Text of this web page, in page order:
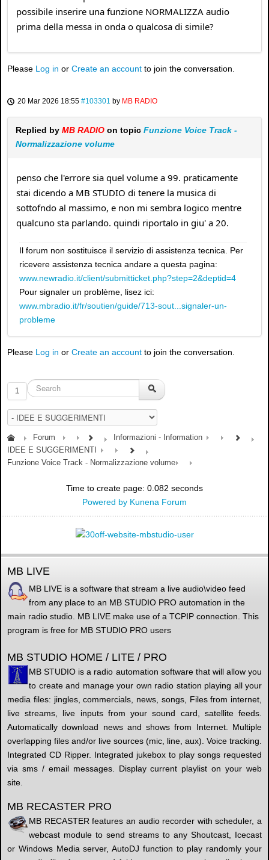
possibile inserire una funzione NORMALIZZA audio
prima della messa in onda o qualcosa di simile?
Please Log in or Create an account to join the conversation.
20 Mar 2026 18:55 #103301 by MB RADIO
Replied by MB RADIO on topic Funzione Voice Track -
Normalizzazione volume
penso che l'errore sia quel volume a 99. praticamente
stai dicendo a MB STUDIO di tenere la musica di
sottofndo al massimo, e non mi sembra logico mentre
qualcuno sta parlando. quindi riportalo in giu' a 20.
Il forum non sostituisce il servizio di assistenza tecnica. Per
ricevere assistenza tecnica andare a questa pagina:
www.newradio.it/client/submitticket.php?step=2&deptid=4
Pour signaler un problème, lisez ici:
www.mbradio.it/fr/soutien/guide/713-sout...signaler-un-
probleme
Please Log in or Create an account to join the conversation.
1
Forum
Informazioni - Information
IDEE E SUGGERIMENTI
Funzione Voice Track - Normalizzazione volume
Time to create page: 0.082 seconds
Powered by Kunena Forum
MB LIVE
MB LIVE is a software that stream a live audio\video feed
from any place to an MB STUDIO PRO automation in the
main radio studio. MB LIVE make use of a TCPIP connection. This
program is free for MB STUDIO PRO users
MB STUDIO HOME / LITE / PRO
MB STUDIO is a radio automation software that will allow you
to create and manage your own radio station playing all your
media files: jingles, commercials, news, songs, Files from internet,
live streams, live inputs from your sound card, satellite feeds.
Automatically download news and shows from Internet. Multiple
overlapping files and/or live sources (mic, line, aux). Voice tracking.
Integrated CD Ripper. Integrated jukebox to play songs requested
via sms / email messages. Display current playlist on your web
site.
MB RECASTER PRO
MB RECASTER features an audio recorder with scheduler, a
webcast module to send streams to any Shoutcast, Icecast
or Windows Media server, AutoDJ function to play randomly your